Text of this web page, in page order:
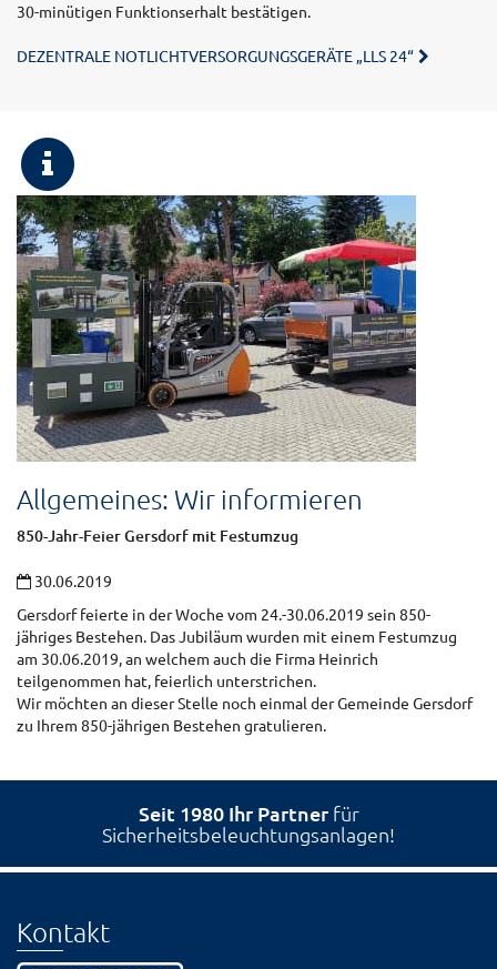
30-minütigen Funktionserhalt bestätigen.
DEZENTRALE NOTLICHTVERSORGUNGSGERÄTE „LLS 24“
Allgemeines: Wir informieren
850-Jahr-Feier Gersdorf mit Festumzug
30.06.2019
Gersdorf feierte in der Woche vom 24.-30.06.2019 sein 850-
jähriges Bestehen. Das Jubiläum wurden mit einem Festumzug
am 30.06.2019, an welchem auch die Firma Heinrich
teilgenommen hat, feierlich unterstrichen.
Wir möchten an dieser Stelle noch einmal der Gemeinde Gersdorf
zu Ihrem 850-jährigen Bestehen gratulieren.
Seit 1980 Ihr Partnerfür
Sicherheitsbeleuchtungsanlagen!
Kontakt